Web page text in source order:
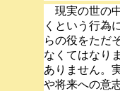
現実の世の
くという行為
らの役をただ
なくてはなり
ありません。
や将来への意